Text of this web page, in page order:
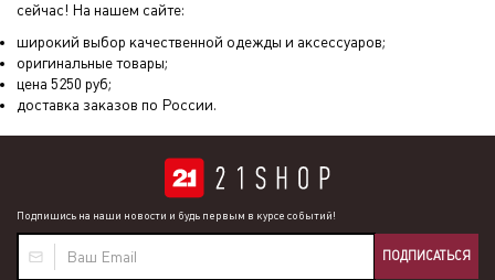
сейчас! На нашем сайте:
широкий выбор качественной одежды и аксессуаров;
оригинальные товары;
цена 5250 руб;
доставка заказов по России.
Подпишись на наши новости и будь первым в курсе событий!
ПОДПИСАТЬСЯ